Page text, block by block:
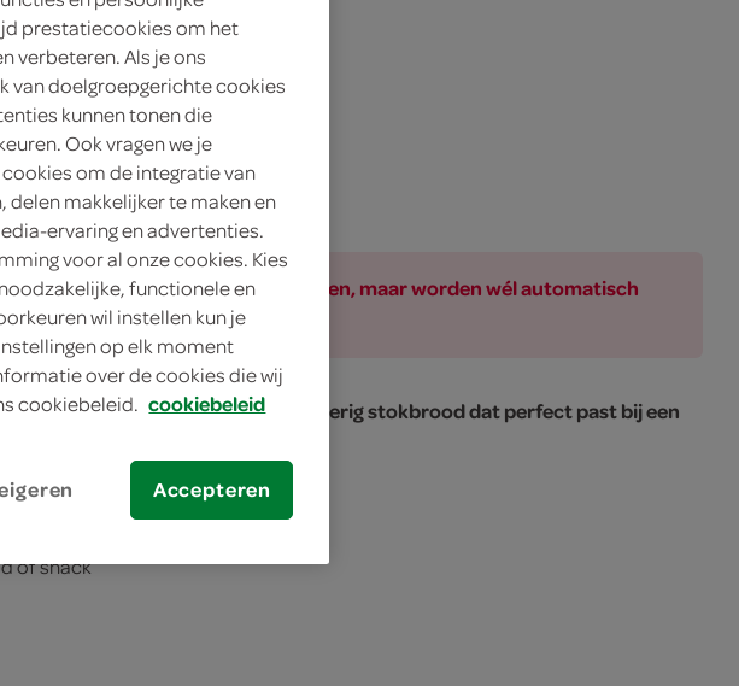
zijn niet zichtbaar bij de producten, maar worden wél automatisch
brie als luxe beleg, een knapperig stokbrood dat perfect past bij een
smaak
of snack
prestatiecookies om het
verbeteren. Als je ons
van doelgroepgerichte cookies
kunnen tonen die
Ook vragen we je
om de integratie van
makkelijker te maken en
ervaring en advertenties.
voor al onze cookies. Kies
functionele en
wil instellen kun je
op elk moment
over de cookies die wij
cookiebeleid. cookiebeleid
Accepteren